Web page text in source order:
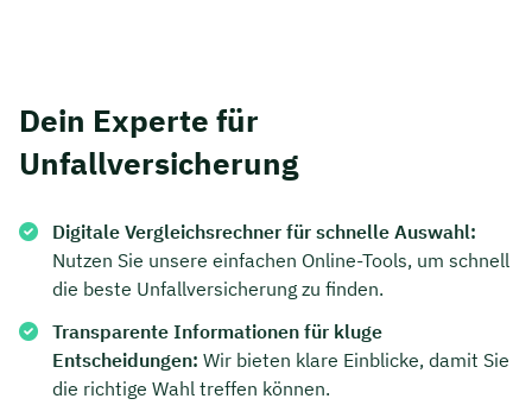
Dein Experte für
Unfallversicherung
Digitale Vergleichsrechner für schnelle Auswahl:
Nutzen Sie unsere einfachen Online-Tools, um schnell
die beste Unfallversicherung zu finden.
Transparente Informationen für kluge
Entscheidungen: Wir bieten klare Einblicke, damit Sie
die richtige Wahl treffen können.